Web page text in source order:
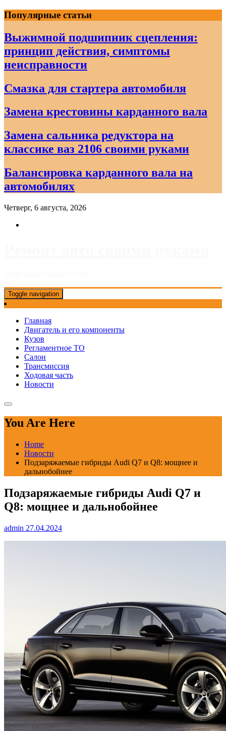
Skip
to
content
Популярные статьи
Выжимной подшипник сцепления:
принцип действия, симптомы
неисправности
Смазка для стартера автомобиля
Замена крестовины карданного вала
Замена сальника редуктора на
классике ваз 2106 своими руками
Балансировка карданного вала на
автомобилях
Четверг, 6 августа, 2026
Toggle navigation
Главная
Двигатель и его компоненты
Кузов
Регламентное ТО
Салон
Трансмиссия
Ходовая часть
Новости
You Are Here
Home
Новости
Подзаряжаемые гибриды Audi Q7 и Q8: мощнее и
дальнобойнее
Подзаряжаемые гибриды Audi Q7 и
Q8: мощнее и дальнобойнее
admin 27.04.2024